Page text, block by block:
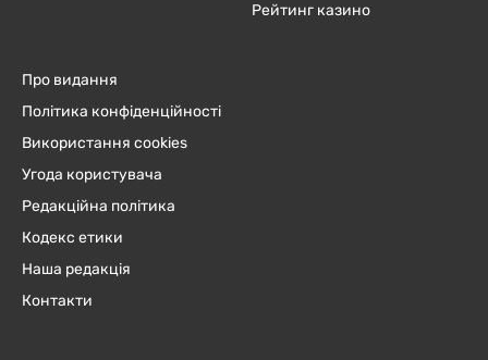
Рейтинг казино
Про видання
Політика конфіденційності
Використання cookies
Угода користувача
Редакційна політика
Кодекс етики
Наша редакція
Контакти